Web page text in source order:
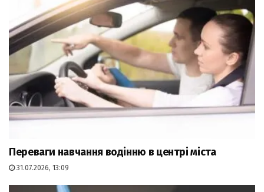
Переваги навчання водінню в центрі міста
31.07.2026, 13:09